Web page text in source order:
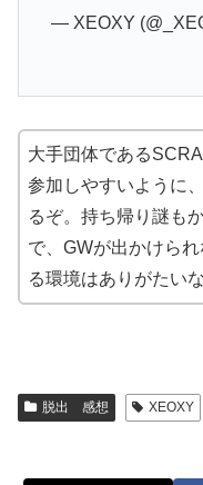
— XEOXY
大手団体である
参加しやすいように
るぞ。持ち帰り謎も
で、GWが出かけら
る環境はありがたいな
脱出 感想 XEOXY